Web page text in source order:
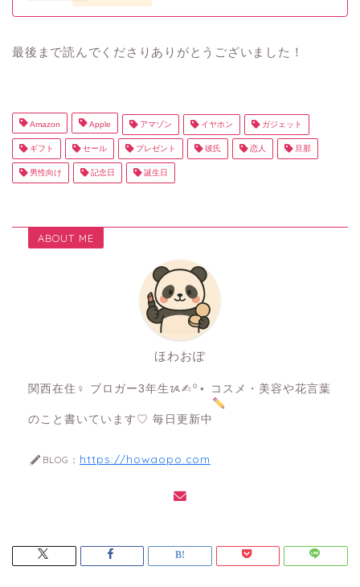
最後まで読んでくださりありがとうございました！
Amazon Apple アマゾン イヤホン ガジェット
ギフト セール プレゼント 彼氏 恋人 旦那
男性向け 記念日 誕生日
ABOUT ME
ほわおぽ
関西在住♀ ブロガー3年生ᝰ✍︎꙳⋆ コスメ・美容や花言葉
のこと書いています♡ 毎日更新中
BLOG： https://howaopo.com